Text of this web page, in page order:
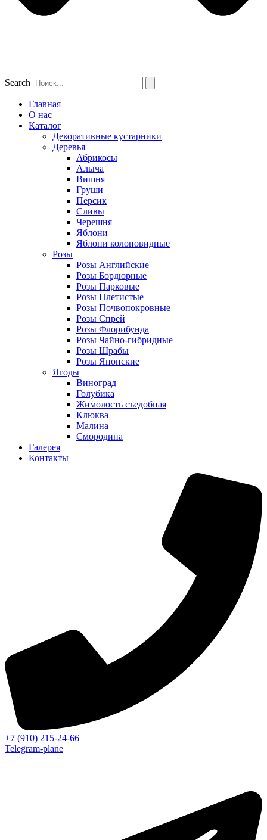
Search
Главная
О нас
Каталог
Декоративные кустарники
Деревья
Абрикосы
Алыча
Вишня
Груши
Персик
Сливы
Черешня
Яблони
Яблони колоновидные
Розы
Розы Английские
Розы Бордюрные
Розы Парковые
Розы Плетистые
Розы Почвопокровные
Розы Спрей
Розы Флорибунда
Розы Чайно-гибридные
Розы Шрабы
Розы Японские
Ягоды
Виноград
Голубика
Жимолость съедобная
Клюква
Малина
Смородина
Галерея
Контакты
+7 (910) 215-24-66
Telegram-plane